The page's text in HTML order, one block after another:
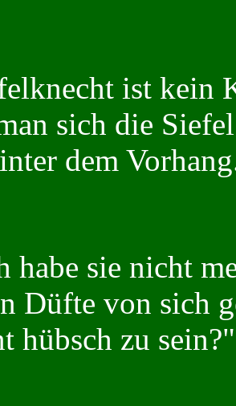
ist kein
sich die
dem
habe sie nicht
Düfte von sich
hübsch zu